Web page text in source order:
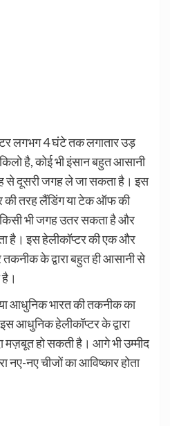
लगभग 4 घंटे तक लगातार उड़
है, कोई भी इंसान बहुत आसानी
दूसरी जगह ले जा सकता है। इस
की तरह लैंडिंग या टेक ऑफ की
किसी भी जगह उतर सकता है और
है। इस हेलीकॉप्टर की एक और
के द्वारा बहुत ही आसानी से
है।
आधुनिक भारत की तकनीक का
आधुनिक हेलीकॉप्टर के द्वारा
मज़बूत हो सकती है। आगे भी उम्मीद
नए-नए चीजों का आविष्कार होता